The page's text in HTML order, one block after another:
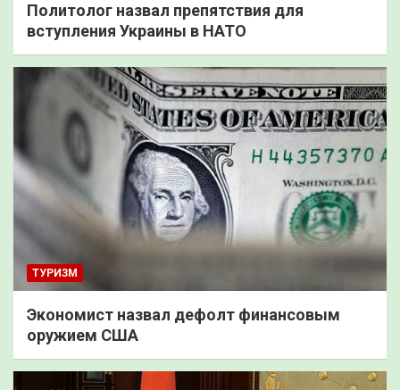
Политолог назвал препятствия для
вступления Украины в НАТО
ТУРИЗМ
Экономист назвал дефолт финансовым
оружием США